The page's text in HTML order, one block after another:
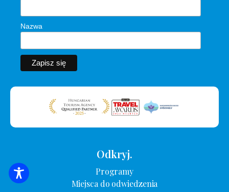
WYSZUKIWANIE ZAKWATEROWANIA
Nazwa
Odkryj.
Programy
Miejsca do odwiedzenia